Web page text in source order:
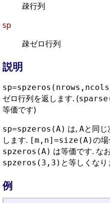
疎行列
sp
疎ゼロ行列
説明
ゼロ行列を返します. (
等価です)
sp=spzeros(A) は, Aと同
します. [m,n]=size(A)の
spzeros(A) は等価です. な
spzeros(3,3) と等しくなり
例